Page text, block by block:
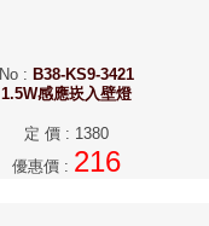
No : B38-KS9-3421
1.5W感應崁入壁燈
定 價 : 1380
優惠價 : 216